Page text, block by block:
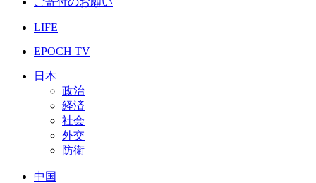
LIFE
EPOCH TV
日本
政治
経済
社会
外交
防衛
中国